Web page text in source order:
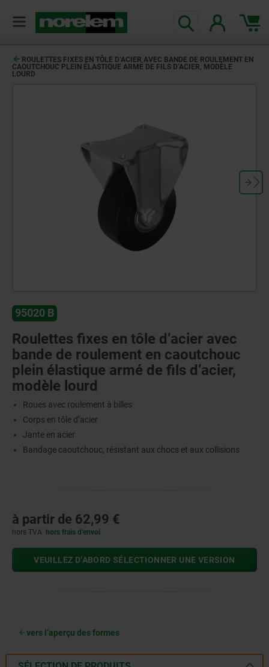
ROULETTES FIXES EN TÔLE D’ACIER AVEC BANDE DE ROULEMENT EN
CAOUTCHOUC PLEIN ÉLASTIQUE ARMÉ DE FILS D’ACIER, MODÈLE
LOURD
95020 B
Roulettes fixes en tôle d’acier avec
bande de roulement en caoutchouc
plein élastique armé de fils d’acier,
modèle lourd
Roues avec roulement à billes
Corps en tôle d’acier
Jante en acier
Bandage caoutchouc, résistant aux chocs et aux collisions
à partir de 62,99 €
hors TVA hors frais d’envoi
VEUILLEZ D’ABORD SÉLECTIONNER UNE VERSION
vers l’aperçu des formes